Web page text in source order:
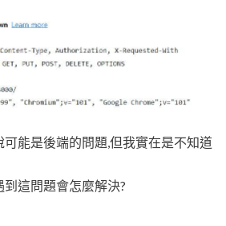
能是後端的問題,但我實在是不知道
這問題會怎麼解決?